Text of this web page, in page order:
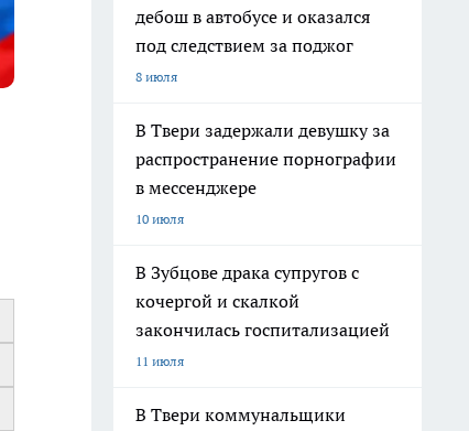
дебош в автобусе и оказался
под следствием за поджог
8 июля
В Твери задержали девушку за
распространение порнографии
в мессенджере
10 июля
В Зубцове драка супругов с
кочергой и скалкой
закончилась госпитализацией
11 июля
В Твери коммунальщики